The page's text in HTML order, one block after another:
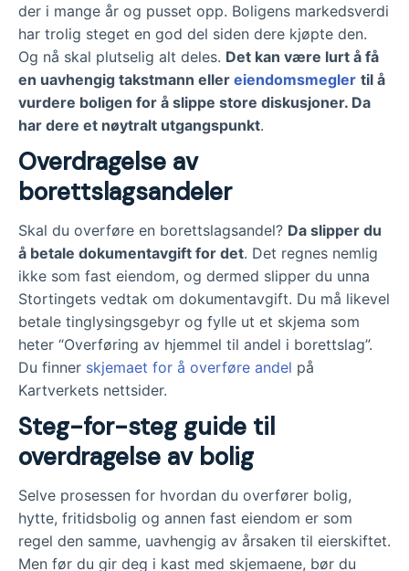
der i mange år og pusset opp. Boligens markedsverdi
har trolig steget en god del siden dere kjøpte den.
Og nå skal plutselig alt deles. Det kan være lurt å få
en uavhengig takstmann eller eiendomsmegler til å
vurdere boligen for å slippe store diskusjoner. Da
har dere et nøytralt utgangspunkt.
Overdragelse av
borettslagsandeler
Skal du overføre en borettslagsandel? Da slipper du
å betale dokumentavgift for det. Det regnes nemlig
ikke som fast eiendom, og dermed slipper du unna
Stortingets vedtak om dokumentavgift. Du må likevel
betale tinglysingsgebyr og fylle ut et skjema som
heter “Overføring av hjemmel til andel i borettslag”.
Du finner skjemaet for å overføre andel på
Kartverkets nettsider.
Steg-for-steg guide til
overdragelse av bolig
Selve prosessen for hvordan du overfører bolig,
hytte, fritidsbolig og annen fast eiendom er som
regel den samme, uavhengig av årsaken til eierskiftet.
Men før du gir deg i kast med skjemaene, bør du